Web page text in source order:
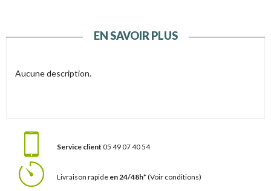
EN SAVOIR PLUS
Aucune description.
Service client 05 49 07 40 54
Livraison rapide en 24/48h*(Voir conditions)